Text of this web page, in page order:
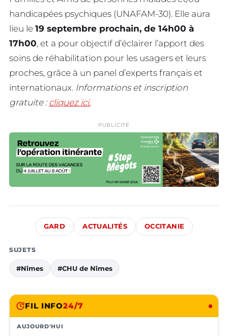
handicapées psychiques (UNAFAM-30). Elle aura
lieu le 19 septembre prochain, de 14h00 à
17h00, et a pour objectif d’éclairer l’apport des
soins de réhabilitation pour les usagers et leurs
proches, grâce à un panel d’experts français et
internationaux. Informations et inscription
gratuite :cliquez ici.
PUBLICITÉ
GARD ACTUALITÉS OCCITANIE
SUJETS
#Nîmes #CHU de Nîmes
FIL INFO24/7
AUJOURD'HUI